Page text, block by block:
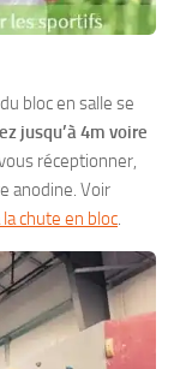
bloc en salle se
jusqu’à 4m voire
réceptionner,
anodine. Voir
chute en bloc.